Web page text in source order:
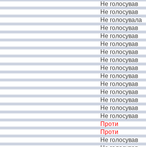
Не голосував
Не голосував
Не голосувала
Не голосував
Не голосував
Не голосував
Не голосував
Не голосував
Не голосував
Не голосував
Не голосував
Не голосував
Не голосував
Не голосував
Не голосував
Проти
Проти
Не голосував